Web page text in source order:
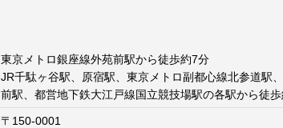
東京メトロ銀座線外苑前駅から徒歩約7分
JR千駄ヶ谷駅、原宿駅、東京メトロ副都心線北参道駅
前駅、都営地下鉄大江戸線国立競技場駅の各駅から徒
〒150-0001